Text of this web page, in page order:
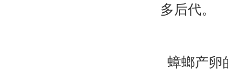
多后代。
蟑螂产卵